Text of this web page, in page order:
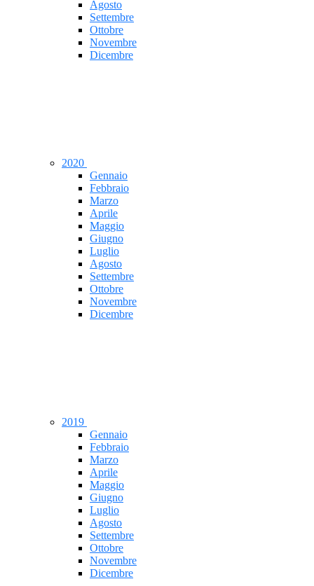
Agosto
Settembre
Ottobre
Novembre
Dicembre
2020
Gennaio
Febbraio
Marzo
Aprile
Maggio
Giugno
Luglio
Agosto
Settembre
Ottobre
Novembre
Dicembre
2019
Gennaio
Febbraio
Marzo
Aprile
Maggio
Giugno
Luglio
Agosto
Settembre
Ottobre
Novembre
Dicembre